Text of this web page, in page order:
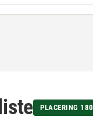
PLACERING 180